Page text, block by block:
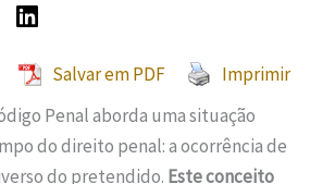
Salvar em PDF
Imprimir
Penal aborda uma situação
do direito penal: a ocorrência de
do pretendido. Este conceito